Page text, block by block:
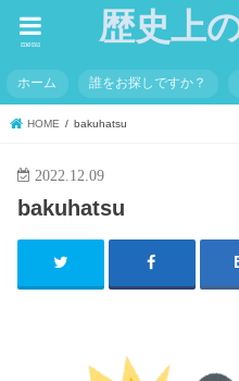
歴史上
menu
ホーム 誰をお探しですか？
HOME bakuhatsu
2022.12.09
bakuhatsu